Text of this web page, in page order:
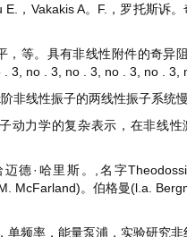
E.，Vakakis A。F.，罗托斯诉
，等。具有非线性附件的奇异
3, no . 3, no . 3, no . 3, no .
非线性振子的两线性振子系
动力学的复杂表示，在非线
德·哈里斯。,名字
McFarland)。伯格曼(l.a.
单频率，能量泵浦，实验研究